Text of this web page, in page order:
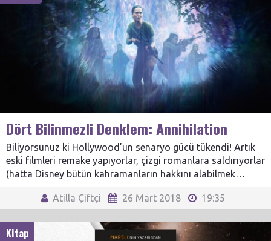
Dört Bilinmezli Denklem: Annihilation
Biliyorsunuz ki Hollywood’un senaryo gücü tükendi! Artık
eski filmleri remake yapıyorlar, çizgi romanlara saldırıyorlar
(hatta Disney bütün kahramanların hakkını alabilmek…
Atilla Çiftçi 26 Mart 2018 19:35
Kitap